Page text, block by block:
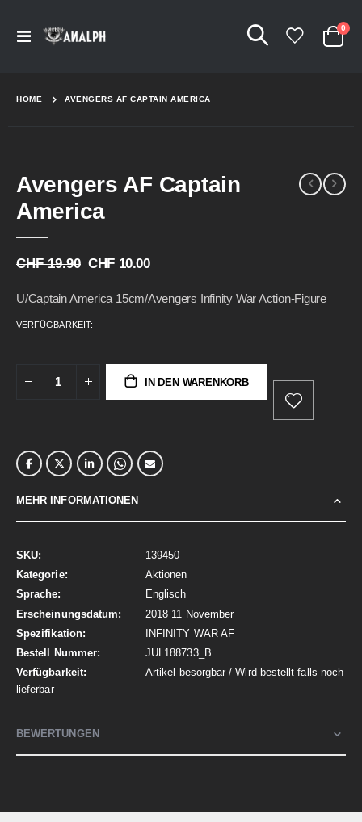
Navigation
Cart
0
HOME AVENGERS AF CAPTAIN AMERICA
Avengers AF Captain
America
CHF 19.90 CHF 10.00
U/Captain America 15cm/Avengers Infinity War Action-Figure
VERFÜGBARKEIT:
IN DEN WARENKORB
MEHR INFORMATIONEN
Mehr
Informationen
139450
Aktionen
Englisch
2018 11 November
INFINITY WAR AF
JUL188733_B
Artikel besorgbar / Wird bestellt falls noch
lieferbar
BEWERTUNGEN
to
the
end
images
to
the
beginning
images